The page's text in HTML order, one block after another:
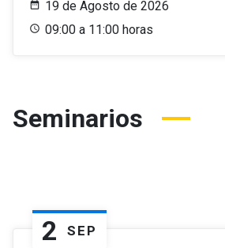
19 de Agosto de 2026
09:00 a 11:00 horas
Seminarios
2 SEP